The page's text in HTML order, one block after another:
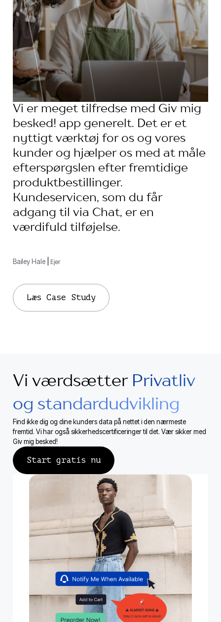
Vi er meget tilfredse med Giv mig
besked! app generelt. Det er et
nyttigt værktøj for os og vores
kunder og hjælper os med at måle
efterspørgslen efter fremtidige
produktbestillinger.
Kundeservicen, som du får
adgang til via Chat, er en
værdifuld tilføjelse.
Bailey Hale| Ejer
Læs Case Study
Vi værdsætter Privatliv
og standardudvikling
Find ikke dig og dine kunders data på nettet i den nærmeste
fremtid. Vi har også sikkerhedscertificeringer til det. Vær sikker med
Giv mig besked!
Start gratis nu